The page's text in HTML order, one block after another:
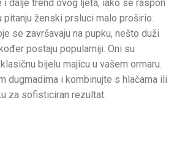
i dalje trend ovog ljeta, iako se raspon
ženski prsluci malo proširio.
se završavaju na pupku, nešto duži
postaju popularniji. Oni su
bijelu majicu u vašem ormaru.
dugmadima i kombinujte s hlačama ili
za sofisticiran rezultat.